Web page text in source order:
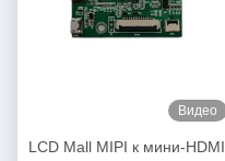
Видео
LCD Mall MIPI к мини-HDMI